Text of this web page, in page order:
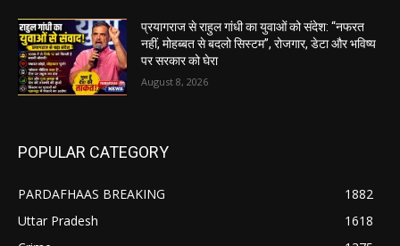
प्रयागराज से राहुल गांधी का युवाओं को संदेश: “नफरत
नहीं, मोहब्बत से बदलो सिस्टम”, रोजगार, डेटा और भविष्य
पर सरकार को घेरा
August 8, 2026
POPULAR CATEGORY
PARDAFHAAS BREAKING
1882
Uttar Pradesh
1618